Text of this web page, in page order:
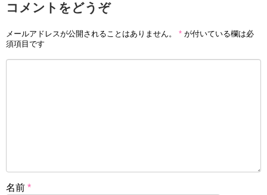
コメントをどうぞ
メールアドレスが公開されることはありません。 * が付いている欄は必
須項目です
名前 *